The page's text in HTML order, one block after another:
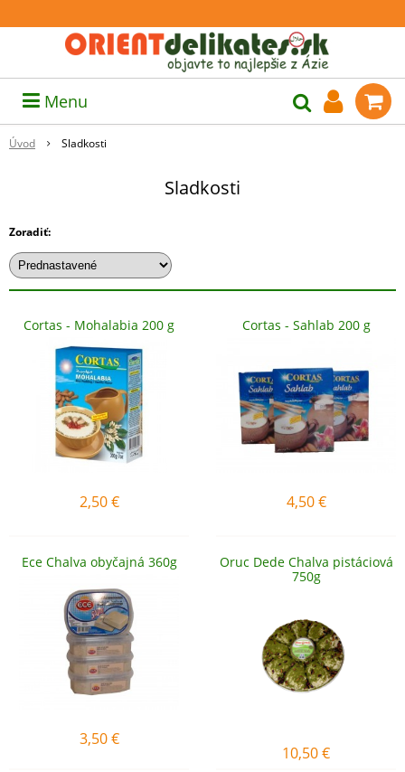
Menu
Úvod Sladkosti
Sladkosti
Zoradiť:
Cortas - Mohalabia 200 g
2,50 €
Cortas - Sahlab 200 g
4,50 €
Ece Chalva obyčajná 360g
3,50 €
Oruc Dede Chalva pistáciová
750g
10,50€